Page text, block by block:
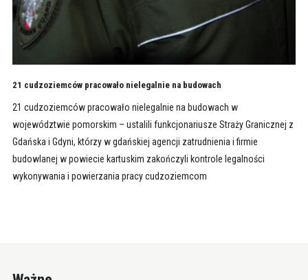
21 cudzoziemców pracowało nielegalnie na budowach
21 cudzoziemców pracowało nielegalnie na budowach w
województwie pomorskim – ustalili funkcjonariusze Straży Granicznej z
Gdańska i Gdyni, którzy w gdańskiej agencji zatrudnienia i firmie
budowlanej w powiecie kartuskim zakończyli kontrole legalności
wykonywania i powierzania pracy cudzoziemcom